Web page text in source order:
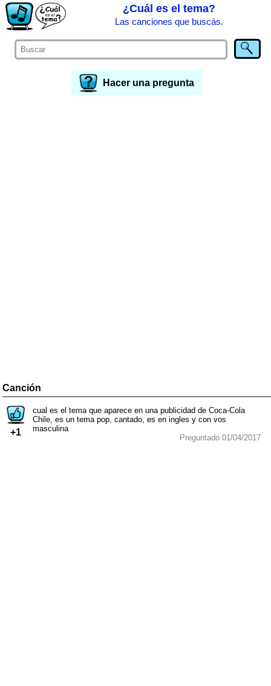
¿Cuál es el tema?
Las canciones que buscás.
Hacer una pregunta
Canción
+1
cual es el tema que aparece en una publicidad de Coca-Cola
Chile, es un tema pop, cantado, es en ingles y con vos
masculina
Preguntado 01/04/2017